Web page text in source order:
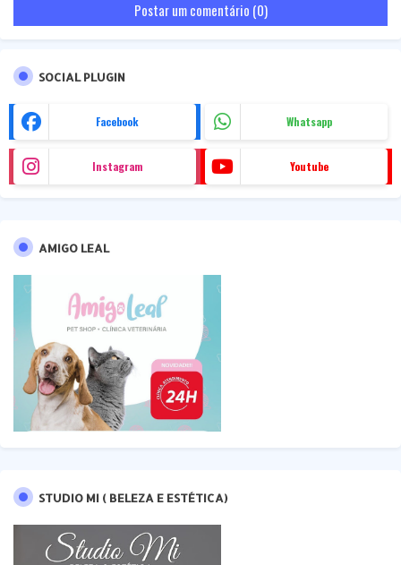
Postar um comentário (0)
SOCIAL PLUGIN
Facebook Whatsapp
Instagram Youtube
AMIGO LEAL
STUDIO MI ( BELEZA E ESTÉTICA)